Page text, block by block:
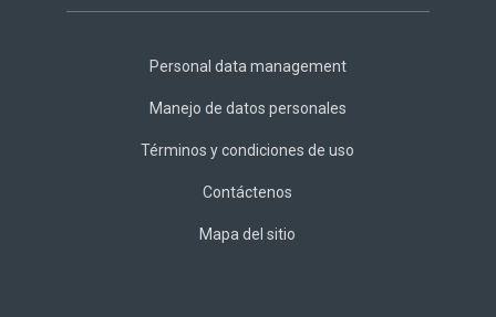
Footer
Personal data management
Manejo de datos personales
Términos y condiciones de uso
Contáctenos
Mapa del sitio